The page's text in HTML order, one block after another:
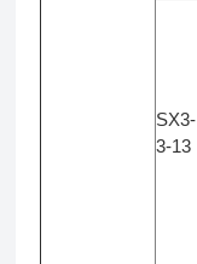
SX3-
3-13